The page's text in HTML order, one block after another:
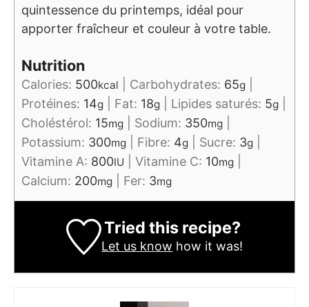
quintessence du printemps, idéal pour
apporter fraîcheur et couleur à votre table.
Nutrition
Calories: 500kcal Carbohydrates: 65g
Protéines: 14g Fat: 18g Lipides saturés: 5g
Choléstérol: 15mg Sodium: 350mg
Potassium: 300mg Fibre: 4g Sucre: 3g
Vitamine A: 800IU Vitamine C: 10mg
Calcium: 200mg Fer: 3mg
Tried this recipe?
Let us know how it was!